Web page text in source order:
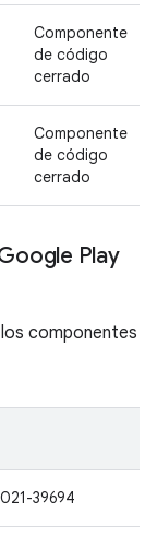
Componente
de código
cerrado
Componente
de código
cerrado
Play
componentes
39694